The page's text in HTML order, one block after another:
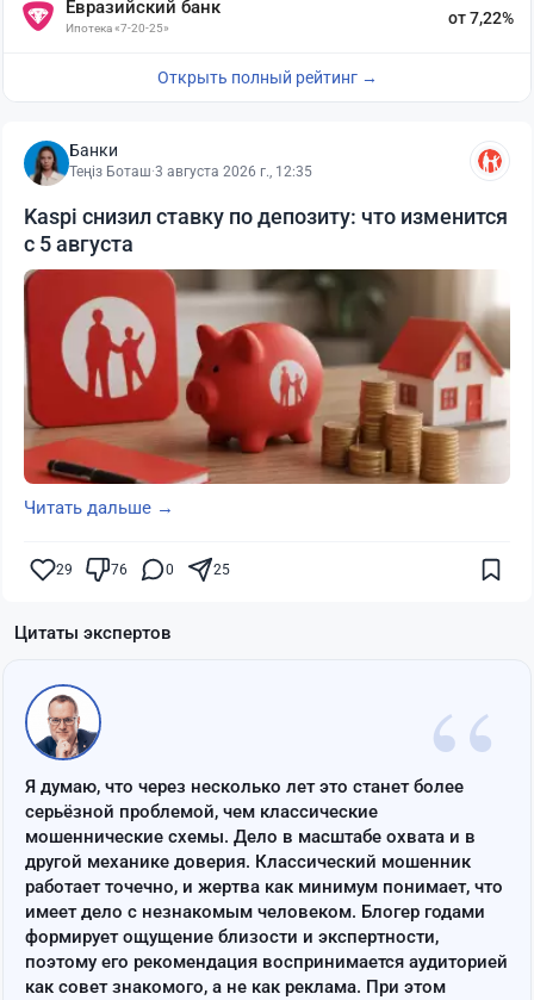
Евразийский банк
Ипотека «7-20-25»
от 7,22%
Открыть полный рейтинг →
Банки
Теңіз Боташ·3 августа 2026 г., 12:35
Kaspi снизил ставку по депозиту: что изменится
с 5 августа
Читать дальше →
29 76 0 25
Цитаты экспертов
“
Я думаю, что через несколько лет это станет более
серьёзной проблемой, чем классические
мошеннические схемы. Дело в масштабе охвата и в
другой механике доверия. Классический мошенник
работает точечно, и жертва как минимум понимает, что
имеет дело с незнакомым человеком. Блогер годами
формирует ощущение близости и экспертности,
поэтому его рекомендация воспринимается аудиторией
как совет знакомого, а не как реклама. При этом